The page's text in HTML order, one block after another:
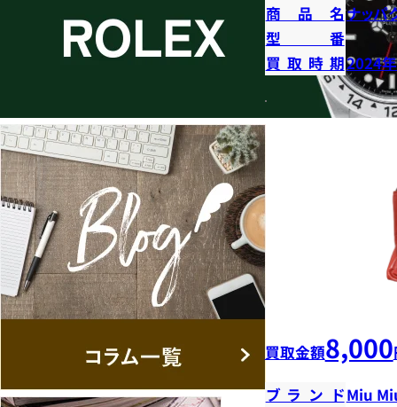
商品名ナッパ
型番
買取時期2024
買取金額8,000
ブランドMiu